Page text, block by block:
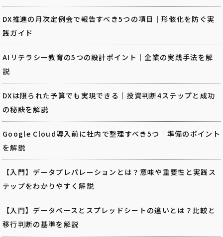
DX推進の月次定例会で報告すべき5つの項目｜形骸化を防ぐ実
践ガイド
AIリテラシー教育の5つの設計ポイント｜企業の実践手法を解
説
DXは限られた予算でも実現できる｜投資判断4ステップと成功
の秘訣を解説
Google Cloud導入前に社内で整理すべき5つ｜準備のポイント
を解説
【入門】データプレパレーションとは？意味や重要性と実践ス
テップをわかりやすく解説
【入門】データベースとスプレッドシートの違いとは？比較と
移行判断の基準を解説